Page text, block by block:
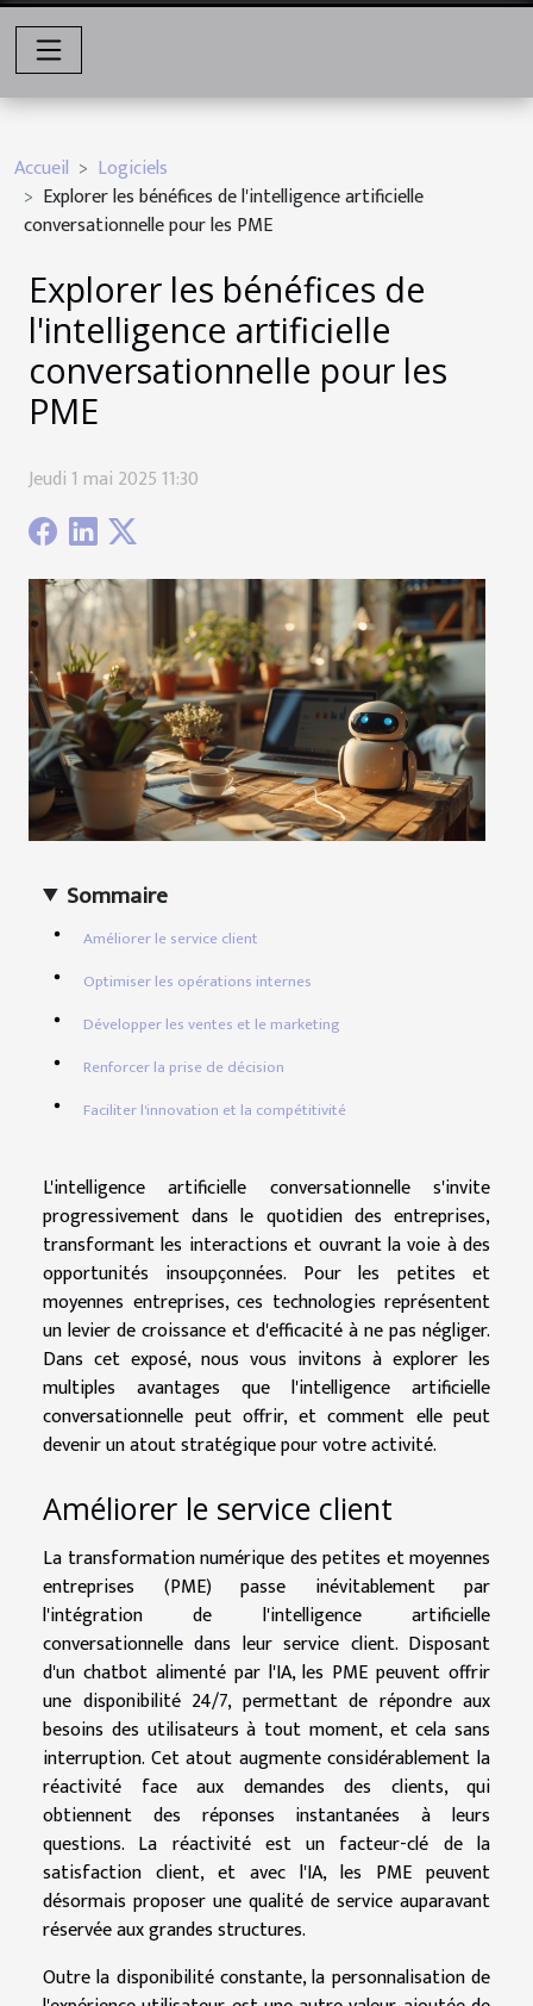
Accueil
Logiciels
Explorer les bénéfices de l'intelligence artificielle
conversationnelle pour les PME
Explorer les bénéfices de
l'intelligence artificielle
conversationnelle pour les
PME
Jeudi 1 mai 2025 11:30
Sommaire
Améliorer le service client
Optimiser les opérations internes
Développer les ventes et le marketing
Renforcer la prise de décision
Faciliter l'innovation et la compétitivité
L'intelligence artificielle conversationnelle s'invite
progressivement dans le quotidien des entreprises,
transformant les interactions et ouvrant la voie à des
opportunités insoupçonnées. Pour les petites et
moyennes entreprises, ces technologies représentent
un levier de croissance et d'efficacité à ne pas négliger.
Dans cet exposé, nous vous invitons à explorer les
multiples avantages que l'intelligence artificielle
conversationnelle peut offrir, et comment elle peut
devenir un atout stratégique pour votre activité.
Améliorer le service client
La transformation numérique des petites et moyennes
entreprises (PME) passe inévitablement par
l'intégration de l'intelligence artificielle
conversationnelle dans leur service client. Disposant
d'un chatbot alimenté par l'IA, les PME peuvent offrir
une disponibilité 24/7, permettant de répondre aux
besoins des utilisateurs à tout moment, et cela sans
interruption. Cet atout augmente considérablement la
réactivité face aux demandes des clients, qui
obtiennent des réponses instantanées à leurs
questions. La réactivité est un facteur-clé de la
satisfaction client, et avec l'IA, les PME peuvent
désormais proposer une qualité de service auparavant
réservée aux grandes structures.
Outre la disponibilité constante, la personnalisation de